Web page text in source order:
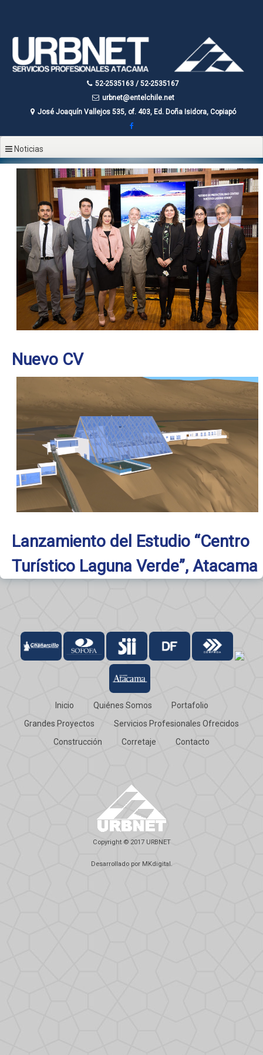
52-2535163 / 52-2535167
urbnet@entelchile.net
José Joaquín Vallejos 535, of. 403, Ed. Doña Isidora, Copiapó
Noticias
Nuevo CV
Lanzamiento del Estudio “Centro
Turístico Laguna Verde”, Atacama
Inicio Quiénes Somos
Portafolio
Grandes Proyectos
Servicios Profesionales Ofrecidos
Construcción
Corretaje Contacto
Copyright © 2017 URBNET
Desarrollado por MKdigital .